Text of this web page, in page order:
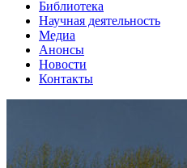
Библиотека
Научная деятельность
Медиа
Анонсы
Новости
Контакты